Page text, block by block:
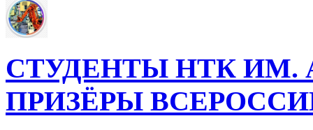
СТУДЕНТЫ НТК ИМ.
ПРИЗЁРЫ